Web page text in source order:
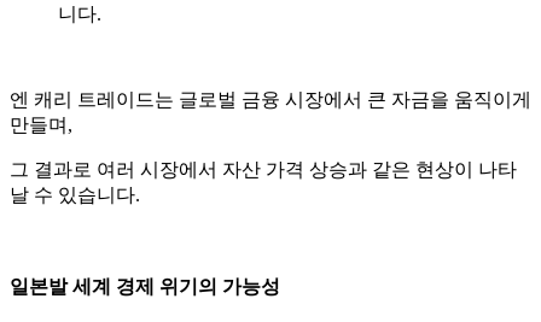
니다.
엔 캐리 트레이드는 글로벌 금융 시장에서 큰 자금을 움직이게
만들며,
그 결과로 여러 시장에서 자산 가격 상승과 같은 현상이 나타
날 수 있습니다.
일본발 세계 경제 위기의 가능성